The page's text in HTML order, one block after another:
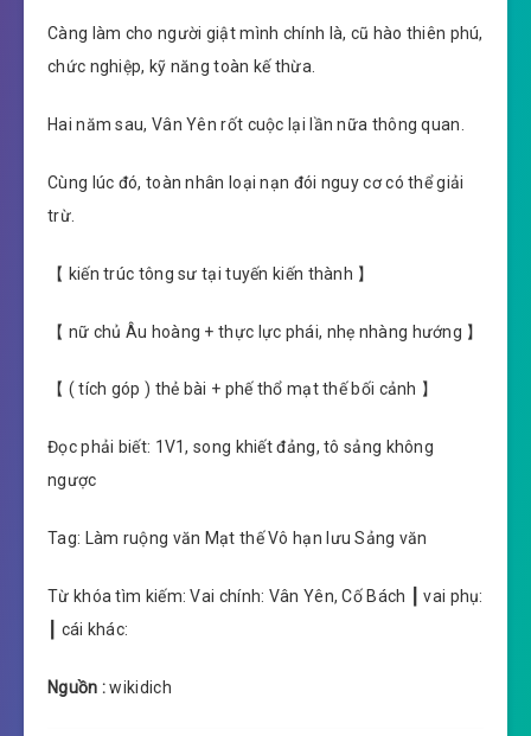
Càng làm cho người giật mình chính là, cũ hào thiên phú,
chức nghiệp, kỹ năng toàn kế thừa.
Hai năm sau, Vân Yên rốt cuộc lại lần nữa thông quan.
Cùng lúc đó, toàn nhân loại nạn đói nguy cơ có thể giải
trừ.
【 kiến trúc tông sư tại tuyến kiến thành 】
【 nữ chủ Âu hoàng + thực lực phái, nhẹ nhàng hướng 】
【 ( tích góp ) thẻ bài + phế thổ mạt thế bối cảnh 】
Đọc phải biết: 1V1, song khiết đảng, tô sảng không
ngược
Tag: Làm ruộng văn Mạt thế Vô hạn lưu Sảng văn
Từ khóa tìm kiếm: Vai chính: Vân Yên, Cố Bách ┃ vai phụ:
┃ cái khác:
Nguồn :wikidich